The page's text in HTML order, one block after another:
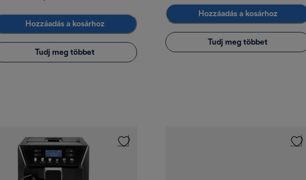
Hozzáadás a kosárhoz
Tudj meg többet
Hozzáadás a kosárhoz
Tudj meg többet